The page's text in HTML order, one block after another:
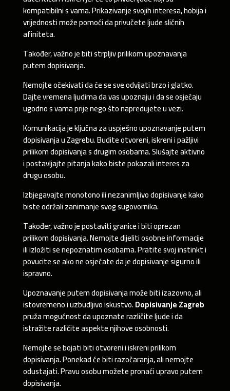
kompatibilni s vama. Prikazivanje svojih interesa, hobija i
vrijednosti može pomoći da privučete ljude sličnih
afiniteta.
Također, važno je biti strpljiv prilikom upoznavanja
putem dopisivanja.
Nemojte očekivati ​​da će se sve odvijati brzo i glatko.
Dajte vremena ljudima da vas upoznaju i da se osjećaju
ugodno s vama prije nego što napredujete u vezi.
Komunikacija je ključna za uspješno upoznavanje putem
dopisivanja u Zagrebu. Budite otvoreni, iskreni i pažljivi
prilikom dopisivanja s drugim osobama. Slušajte aktivno
i postavljajte pitanja kako biste pokazali interes za
drugu osobu.
Izbjegavajte monotono ili nezanimljivo dopisivanje kako
biste održali zanimanje svog sugovornika.
Također, važno je postaviti granice i biti oprezan
prilikom dopisivanja. Nemojte dijeliti osobne informacije
ili izložiti se nepoznatim osobama. Pratite svoj instinkt i
povucite se ako ne osjećate da je dopisivanje sigurno ili
ispravno.
Upoznavanje putem dopisivanja može biti izazovno, ali
istovremeno i uzbudljivo iskustvo.Dopisivanje Zagreb
pruža mogućnost da upoznate različite ljude i da
istražite različite aspekte njihove osobnosti.
Nemojte se bojati biti otvoreni i iskreni prilikom
dopisivanja. Ponekad će biti razočaranja, ali nemojte
odustajati. Pravu osobu možete pronaći upravo putem
dopisivanja.